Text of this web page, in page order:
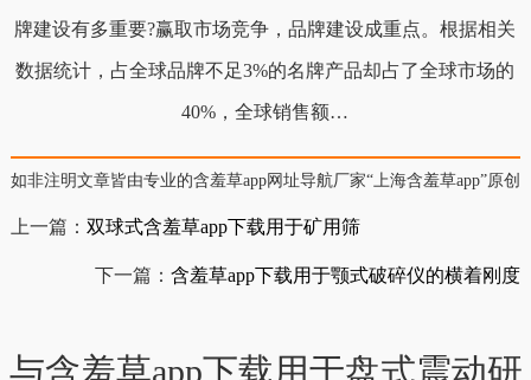
牌建设有多重要?赢取市场竞争，品牌建设成重点。根据相关
数据统计，占全球品牌不足3%的名牌产品却占了全球市场的
40%，全球销售额…
如非注明文章皆由专业的含羞草app网址导航厂家“上海含羞草app”原创
上一篇： 双球式含羞草app下载用于矿用筛
下一篇：含羞草app下载用于颚式破碎仪的横着刚度
与含羞草app下载用于盘式震动研